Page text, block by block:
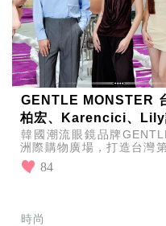
GENTLE MONSTER
柏宏、Karencici、Lily
韓國潮流眼鏡品牌
洲際購物廣場，打造台灣
合最新2026 Veggie系列，
84
時尚